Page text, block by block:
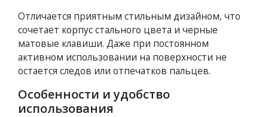
Отличается приятным стильным дизайном, что
сочетает корпус стального цвета и черные
матовые клавиши. Даже при постоянном
активном использовании на поверхности не
остается следов или отпечатков пальцев.
Особенности и удобство
использования